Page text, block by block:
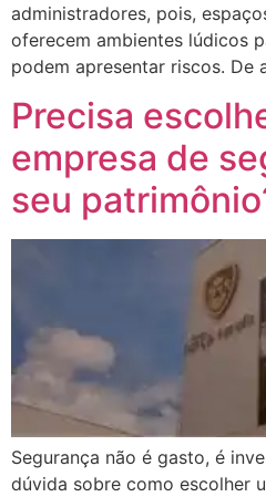
administradores, pois,
oferecem ambientes lúdicos
podem apresentar riscos.
Precisa
empresa de
seu
Segurança não é gasto, é
dúvida sobre como escolher